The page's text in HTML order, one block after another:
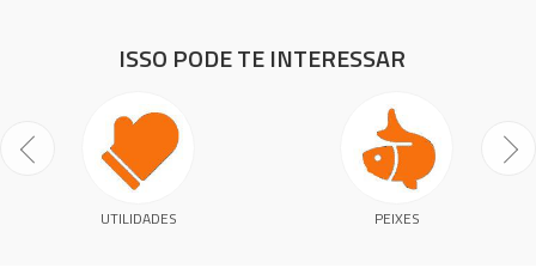
ISSO PODE TE INTERESSAR
UTILIDADES PEIXES